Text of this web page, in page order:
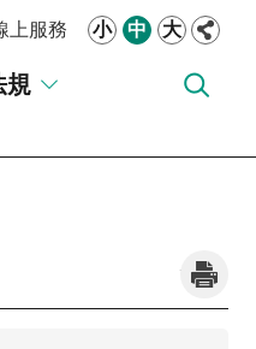
上服務 小 中 大
規